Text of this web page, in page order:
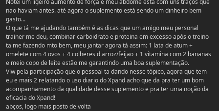
nao haviam antes. até agora o suplemento está sendo um dinheiro bem
gasto...
O que tá me ajudando também é as dicas que um amigo meu personal
trainer me deu, combinar carboidrato e proteina em excesso após o treino
ta me fazendo mto bem, meu jantar agora tá assim: 1 lata de atum +
omelete com 4 ovos + 4 colheres d arroz/feijao + 1 vitamina com 2 bananas
e meio copo de leite estão me garantindo uma boa suplementação.
Vlw pela participação que o pessoal ta dando nesse tópico, agora que tem
eu e mais 2 relatando o uso diario do Xpand acho que da pra ter um bom
acompanhamento da qualidade desse suplemento e pra ter uma noção da
eficacia do Xpand!
abços, logo mais posto de volta